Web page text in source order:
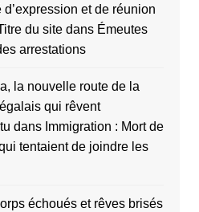
et de réunion
du sitedans Émeutes
arrestations
la nouvelle route de la
qui rêvent
dans Immigration : Mort de
tentaient de joindre les
échoués et rêves brisés